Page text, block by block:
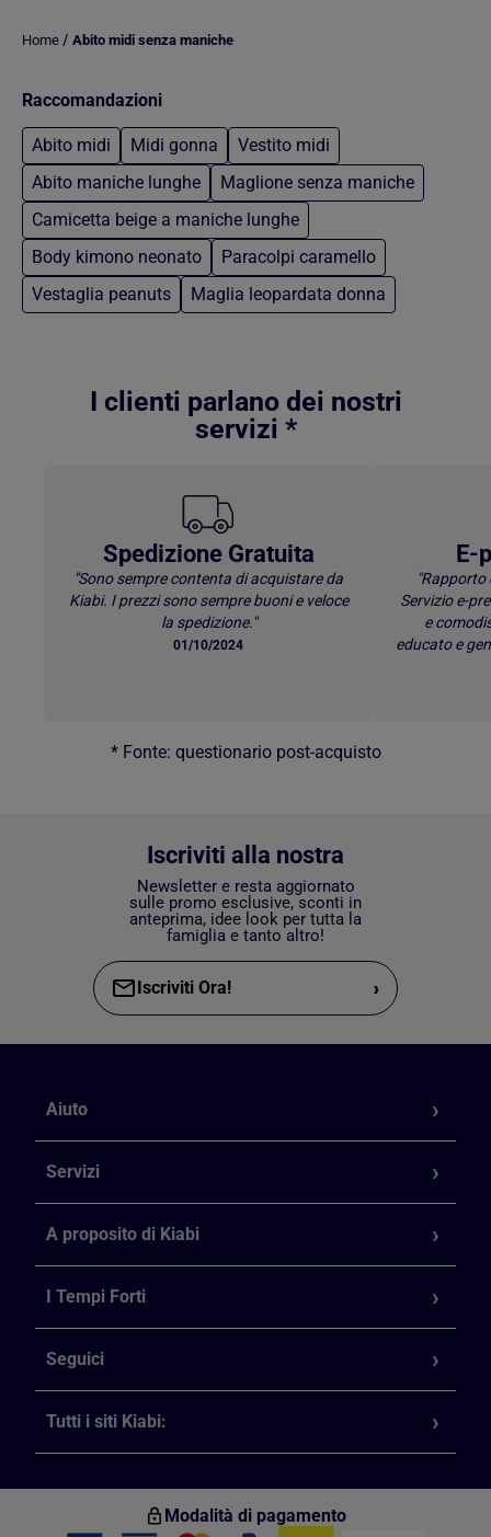
Home / Abito midi senza maniche
Raccomandazioni
Abito midi Midi gonna
Vestito midi
Abito maniche lunghe
Maglione senza maniche
Camicetta beige a maniche lunghe
Body kimono neonato
Paracolpi caramello
Vestaglia peanuts
Maglia leopardata donna
I clienti parlano dei nostri
servizi *
Spedizione Gratuita
"Sono sempre contenta di acquistare da
Kiabi. I prezzi sono sempre buoni e veloce
la spedizione."
01/10/2024
E-
Servizio e-
e
educato e
* Fonte: questionario post-acquisto
Iscriviti alla nostra
Newsletter e resta aggiornato
sulle promo esclusive, sconti in
anteprima, idee look per tutta la
famiglia e tanto altro!
Iscriviti Ora! ›
Aiuto
Servizi
A proposito di Kiabi
I Tempi Forti
Seguici
Tutti i siti Kiabi:
Modalità di pagamento